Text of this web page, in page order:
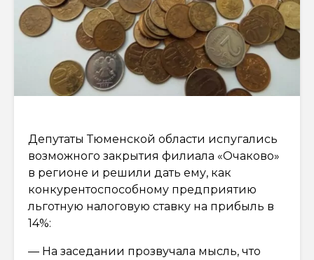
Депутаты Тюменской области испугались
возможного закрытия филиала «Очаково»
в регионе и решили дать ему, как
конкурентоспособному предприятию
льготную налоговую ставку на прибыль в
14%:
— На заседании прозвучала мысль, что